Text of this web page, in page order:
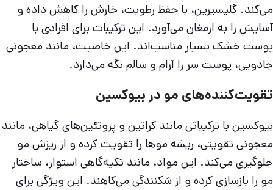
می‌کند. گلیسیرین، با حفظ رطوبت، خارش را کاهش داده و
آسایش را به ارمغان می‌آورد. این ترکیبات برای افرادی با
پوست خشک بسیار مناسب‌اند. این خاصیت، مانند معجونی
جادویی، پوست سر را آرام و سالم نگه می‌دارد.
تقویت‌کننده‌های مو در بیوکسین
بیوکسین با ترکیباتی مانند کراتین و پروتئین‌های گیاهی، مانند
معجونی تقویتی، ریشه موها را تقویت کرده و از ریزش مو
جلوگیری می‌کند. این مواد، مانند تکیه‌گاهی استوار، ساختار
مو را بازسازی کرده و از شکنندگی می‌کاهند. این ویژگی برای